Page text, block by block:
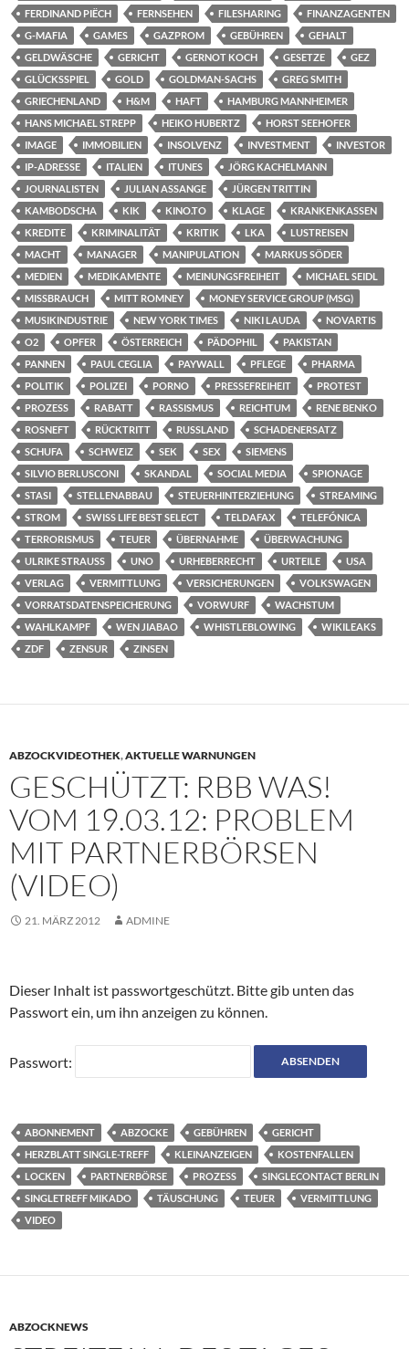
FERDINAND PIËCH
FERNSEHEN FILESHARING
FINANZAGENTEN
G-MAFIA
GAMES GAZPROM GEBÜHREN
GEHALT
GELDWÄSCHE
GERICHT GERNOT KOCH GESETZE
GEZ
GLÜCKSSPIEL
GOLD GOLDMAN-SACHS
GREG SMITH
GRIECHENLAND
H&M HAFT
HAMBURG MANNHEIMER
HANS MICHAEL STREPP
HEIKO HUBERTZ
HORST SEEHOFER
IMAGE
IMMOBILIEN INSOLVENZ INVESTMENT
INVESTOR
IP-ADRESSE
ITALIEN ITUNES
JÖRG KACHELMANN
JOURNALISTEN
JULIAN ASSANGE
JÜRGEN TRITTIN
KAMBODSCHA
KIK KINO.TO KLAGE
KRANKENKASSEN
KREDITE
KRIMINALITÄT KRITIK LKA
LUSTREISEN
MACHT
MANAGER MANIPULATION
MARKUS SÖDER
MEDIEN
MEDIKAMENTE MEINUNGSFREIHEIT
MICHAEL SEIDL
MISSBRAUCH
MITT ROMNEY
MONEY SERVICE GROUP (MSG)
MUSIKINDUSTRIE
NEW YORK TIMES NIKI LAUDA
NOVARTIS
O2
OPFER ÖSTERREICH PÄDOPHIL
PAKISTAN
PANNEN
PAUL CEGLIA PAYWALL PFLEGE
PHARMA
POLITIK
POLIZEI PORNO PRESSEFREIHEIT
PROTEST
PROZESS
RABATT RASSISMUS REICHTUM
RENE BENKO
ROSNEFT
RÜCKTRITT RUSSLAND
SCHADENERSATZ
SCHUFA
SCHWEIZ SEK SEX
SIEMENS
SILVIO BERLUSCONI
SKANDAL SOCIAL MEDIA
SPIONAGE
STASI
STELLENABBAU STEUERHINTERZIEHUNG
STREAMING
STROM
SWISS LIFE BEST SELECT TELDAFAX
TELEFÓNICA
TERRORISMUS
TEUER ÜBERNAHME
ÜBERWACHUNG
ULRIKE STRAUSS
UNO URHEBERRECHT URTEILE
USA
VERLAG
VERMITTLUNG VERSICHERUNGEN
VOLKSWAGEN
VORRATSDATENSPEICHERUNG
VORWURF
WACHSTUM
WAHLKAMPF
WEN JIABAO WHISTLEBLOWING
WIKILEAKS
ZDF
ZENSUR ZINSEN
ABZOCKVIDEOTHEK,AKTUELLE WARNUNGEN
GESCHÜTZT: RBB WAS!
VOM 19.03.12: PROBLEM
MIT PARTNERBÖRSEN
(VIDEO)
21. MÄRZ 2012 ADMINE
Dieser Inhalt ist passwortgeschützt. Bitte gib unten das
Passwort ein, um ihn anzeigen zu können.
Passwort:
ABONNEMENT ABZOCKE GEBÜHREN
GERICHT
HERZBLATT SINGLE-TREFF
KLEINANZEIGEN
KOSTENFALLEN
LOCKEN
PARTNERBÖRSE PROZESS
SINGLECONTACT BERLIN
SINGLETREFF MIKADO
TÄUSCHUNG TEUER
VERMITTLUNG
VIDEO
ABZOCKNEWS